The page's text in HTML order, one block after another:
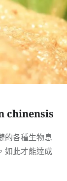
chinensis
的各種生物息
如此才能達成